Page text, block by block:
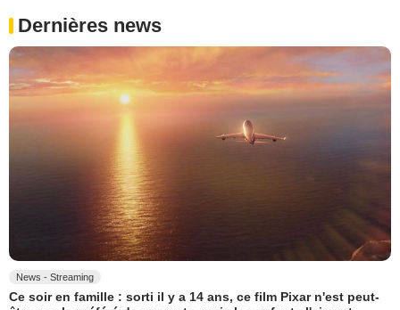
Dernières news
News - Streaming
Ce soir en famille : sorti il y a 14 ans, ce film Pixar n'est peut-